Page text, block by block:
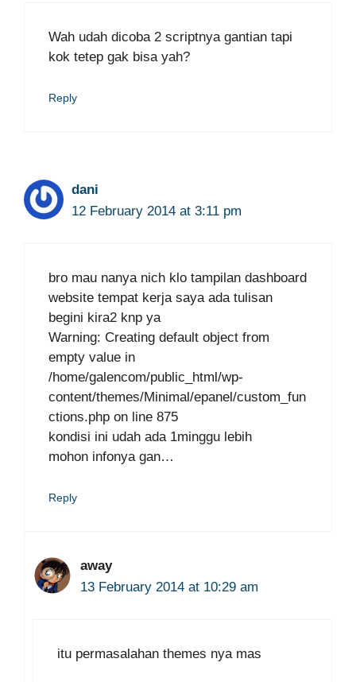
Wah udah dicoba 2 scriptnya gantian tapi
kok tetep gak bisa yah?
Reply
dani
12 February 2014 at 3:11 pm
bro mau nanya nich klo tampilan dashboard
website tempat kerja saya ada tulisan
begini kira2 knp ya
Warning: Creating default object from
empty value in
/home/galencom/public_html/wp-
content/themes/Minimal/epanel/custom_fun
ctions.php on line 875
kondisi ini udah ada 1minggu lebih
mohon infonya gan…
Reply
away
13 February 2014 at 10:29 am
itu permasalahan themes nya mas